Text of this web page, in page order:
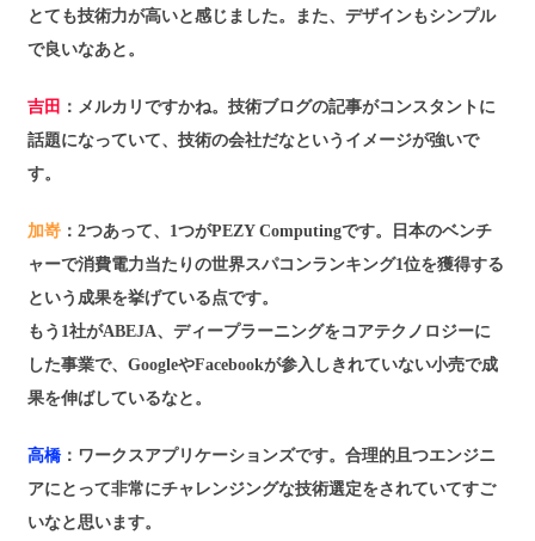
とても技術力が高いと感じました。また、デザインもシンプル
で良いなあと。
吉田 ：メルカリですかね。技術ブログの記事がコンスタントに
話題になっていて、技術の会社だなというイメージが強いで
す。
加嵜 ：2つあって、1つがPEZY Computingです。日本のベンチ
ャーで消費電力当たりの世界スパコンランキング1位を獲得する
という成果を挙げている点です。
もう1社がABEJA、ディープラーニングをコアテクノロジーに
した事業で、GoogleやFacebookが参入しきれていない小売で成
果を伸ばしているなと。
高橋 ：ワークスアプリケーションズです。合理的且つエンジニ
アにとって非常にチャレンジングな技術選定をされていてすご
いなと思います。